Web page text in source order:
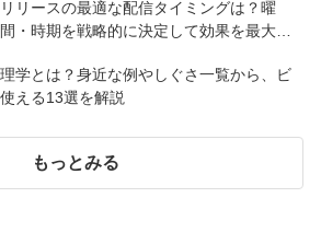
リースの最適な配信タイミングは？曜
・時期を戦略的に決定して効果を最大化
学とは？身近な例やしぐさ一覧から、ビ
える13選を解説
もっとみる